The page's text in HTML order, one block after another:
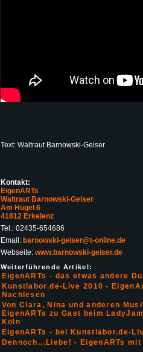
Text: Waltraut Barnowski-Geiser
Kontakt:
EigenARTs
Waltraut Barnowski-Geiser
Am Hügel 6
41812 Erkelenz
Tel.: 02435-654686
Email: barnowski-geiser@t-online.de
Webseite: www.barnowski-geiser.de
Weiterführende Artikel:
EigenARTs - das etwas andere
Kunstlabor.de-Live 2010 -
Nachlesen
Von Clara, Nina und anderen
EigenARTs zu Gast beim
Köln
EigenARTs - bei Kunstlabor.de-
Dennoch...Liebe! - EigenARTs mit